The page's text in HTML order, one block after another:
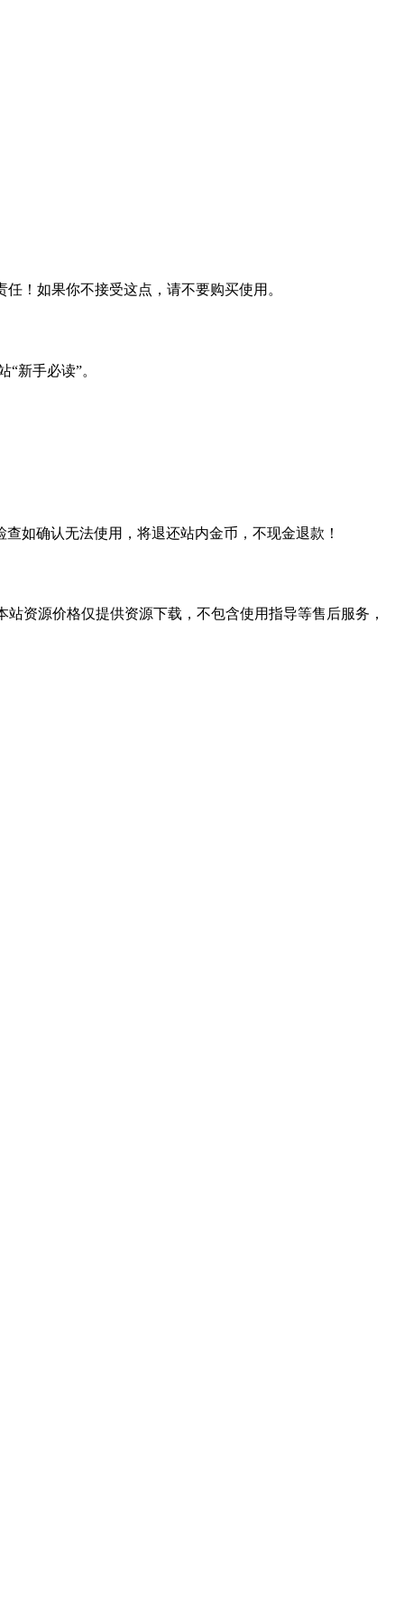
！如果你不接受这点，请不要购买使用。
新手必读”。
如确认无法使用，将退还站内金币，不现金退款！
资源价格仅提供资源下载，不包含使用指导等售后服务，